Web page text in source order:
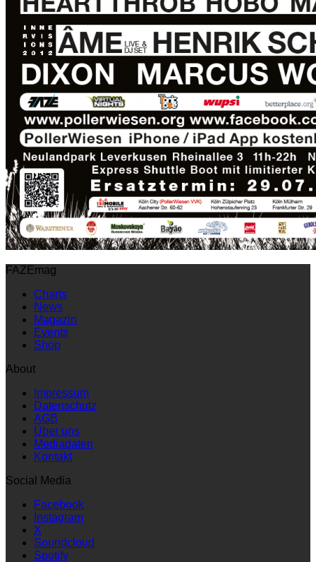
FAZEmag
Charts
News
Magazin
Events
Shop
About
Impressum
Datenschutz
AGB
Über uns
Mediadaten
Kontakt
Social Media
Facebook
Instagram
X
Soundcloud
Spotify